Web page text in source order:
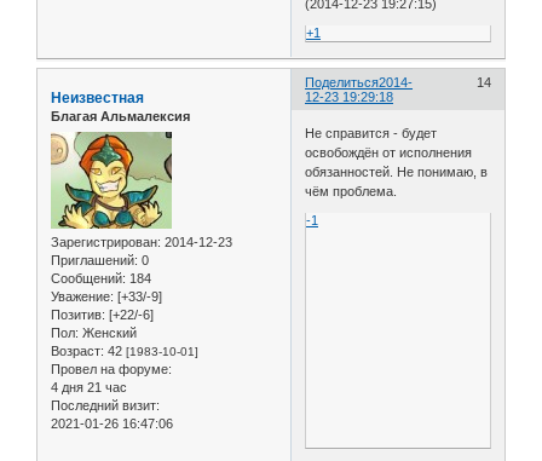
(2014-12-23 19:27:15)
+1
Поделиться 14
2014-
12-23 19:29:18
Неизвестная
Благая Альмалексия
Зарегистрирован: 2014-12-23
Приглашений: 0
Сообщений: 184
Уважение: [+33/-9]
Позитив: [+22/-6]
Пол: Женский
Возраст: 42 [1983-10-01]
Провел на форуме:
4 дня 21 час
Последний визит:
2021-01-26 16:47:06
Не справится - будет
освобождён от исполнения
обязанностей. Не понимаю, в
чём проблема.
-1